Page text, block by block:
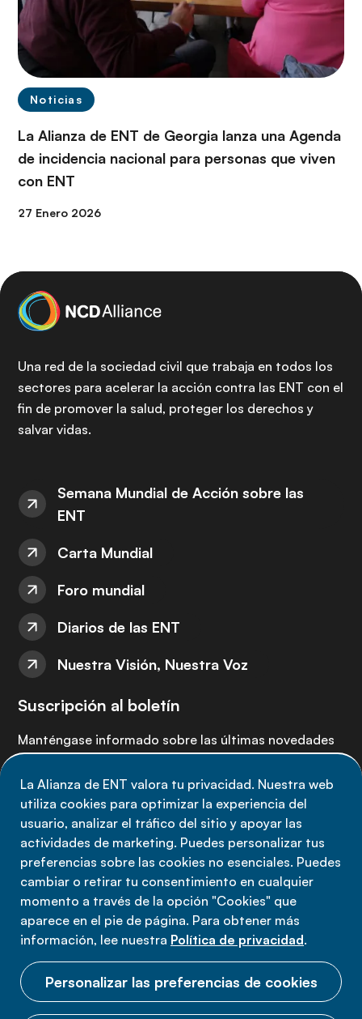
La Alianza de ENT valora tu privacidad. Nuestra web
utiliza cookies para optimizar la experiencia del
usuario, analizar el tráfico del sitio y apoyar las
actividades de marketing. Puedes personalizar tus
preferencias sobre las cookies no esenciales. Puedes
cambiar o retirar tu consentimiento en cualquier
momento a través de la opción "Cookies" que
aparece en el pie de página. Para obtener más
información, lee nuestra Política de privacidad.
Personalizar las preferencias de cookies
Noticias
La Alianza de ENT de Georgia lanza una Agenda
de incidencia nacional para personas que viven
con ENT
27 Enero 2026
Una red de la sociedad civil que trabaja en todos los
sectores para acelerar la acción contra las ENT con el
fin de promover la salud, proteger los derechos y
salvar vidas.
Semana Mundial de Acción sobre las
ENT
Carta Mundial
Foro mundial
Diarios de las ENT
Nuestra Visión, Nuestra Voz
Suscripción al boletín
Manténgase informado sobre las últimas novedades
Suscríbete ahora
Política de privacidad
Términos de uso